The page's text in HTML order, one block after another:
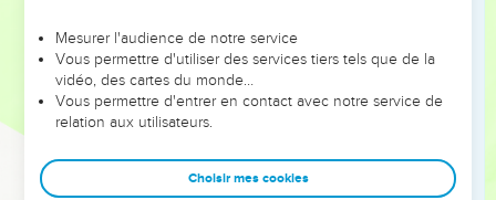
brasiers d’or fin, ainsi que les gonds en or pour les portes de
l’intérieur du Temple, à l’entrée du lieu très-saint, et pour les
portes de la grande salle, à l’entrée du Temple.
51
Quand tous les travaux que le roi Salomon fit exécuter
pour le Temple de l’Eternel furent achevés, Salomon fit
apporter les objets que son père David avait consacrés :
Mesurer l'audience de notre service
Vous permettre d'utiliser des services tiers tels que de la
vidéo, des cartes du monde…
Vous permettre d'entrer en contact avec notre service de
relation aux utilisateurs.
Choisir mes cookies